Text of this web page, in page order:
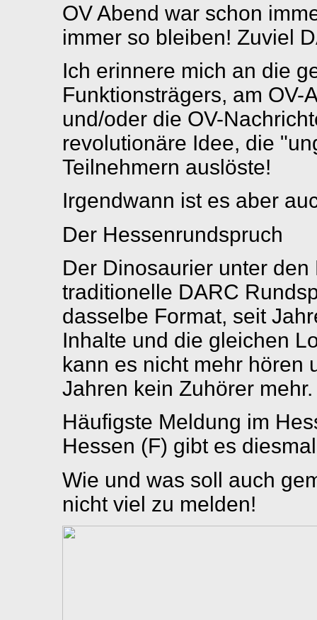
OV Abend war schon
immer so bleiben! Zuviel
Ich erinnere mich an die
Funktionsträgers, am
und/oder die OV-
revolutionäre Idee, die
Teilnehmern auslöste!
Irgendwann ist es aber
Der Hessenrundspruch
Der Dinosaurier unter den
traditionelle DARC
dasselbe Format, seit
Inhalte und die gleichen
kann es nicht mehr hören
Jahren kein Zuhörer mehr.
Häufigste Meldung im
Hessen (F) gibt es
Wie und was soll auch
nicht viel zu melden!